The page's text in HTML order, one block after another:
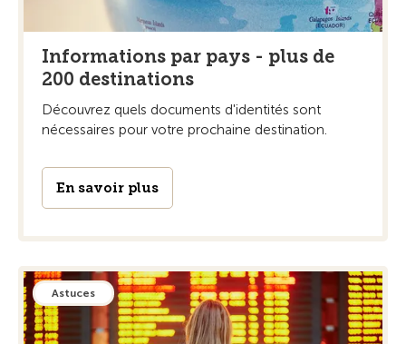
Informations par pays - plus de
200 destinations
Découvrez quels documents d'identités sont
nécessaires pour votre prochaine destination.
En savoir plus
Astuces